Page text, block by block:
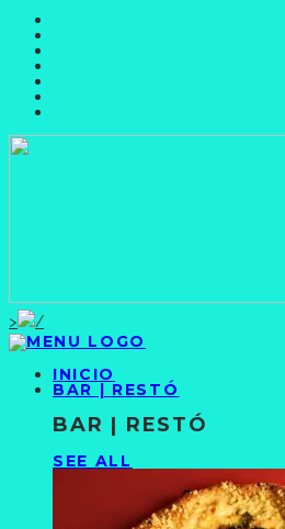
>
INICIO
BAR | RESTÓ
BAR | RESTÓ
SEE ALL